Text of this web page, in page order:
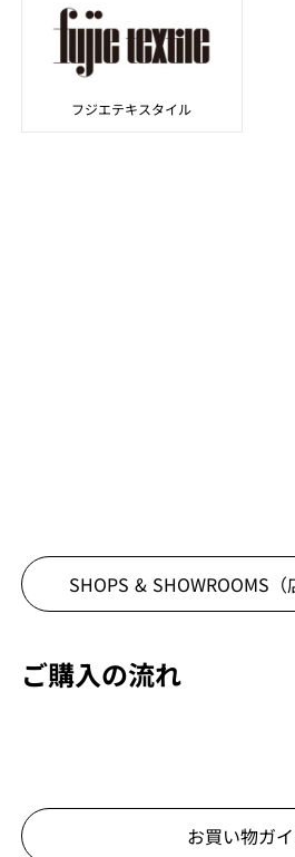
フジエテキスタイル
SHOPS & SHOWROOMS（
ご購入の流れ
お買い物ガ